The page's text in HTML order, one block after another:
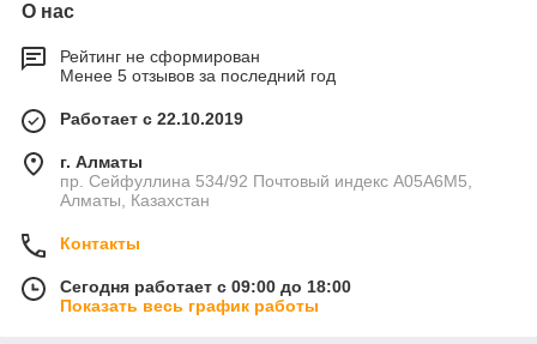
О нас
Рейтинг не сформирован
Менее 5 отзывов за последний год
Работает с 22.10.2019
г. Алматы
пр. Сейфуллина 534/92 Почтовый индекс A05A6M5,
Алматы, Казахстан
Контакты
Сегодня работает с 09:00 до 18:00
Показать весь график работы